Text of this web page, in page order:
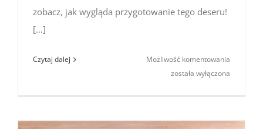
zobacz, jak wygląda przygotowanie tego deseru!
[…]
Czytaj dalej Możliwość komentowania
została wyłączona